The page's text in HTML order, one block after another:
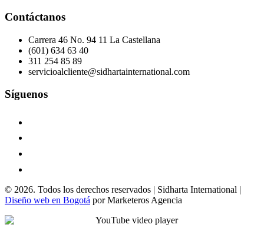
Contáctanos
Carrera 46 No. 94 11 La Castellana
(601) 634 63 40
311 254 85 89
servicioalcliente@sidhartainternational.com
Síguenos
© 2026. Todos los derechos reservados | Sidharta International |
Diseño web en Bogotá por Marketeros Agencia